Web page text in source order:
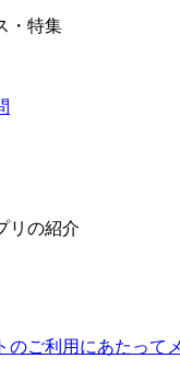
・特集
リの紹介
のご利用にあたって